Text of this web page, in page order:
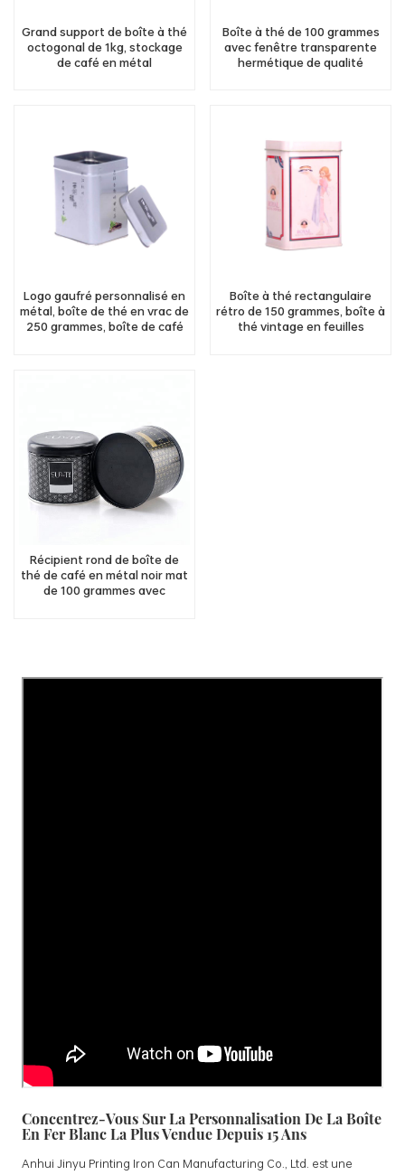
Grand support de boîte à thé
octogonal de 1kg, stockage
de café en métal
Boîte à thé de 100 grammes
avec fenêtre transparente
hermétique de qualité
Logo gaufré personnalisé en
métal, boîte de thé en vrac de
250 grammes, boîte de café
Boîte à thé rectangulaire
rétro de 150 grammes, boîte à
thé vintage en feuilles
Récipient rond de boîte de
thé de café en métal noir mat
de 100 grammes avec
Concentrez-Vous Sur La Personnalisation De La Boîte
En Fer Blanc La Plus Vendue Depuis 15 Ans
Anhui Jinyu Printing Iron Can Manufacturing Co., Ltd. est une